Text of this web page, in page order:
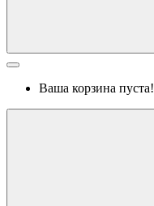
Ваша корзина пуста!